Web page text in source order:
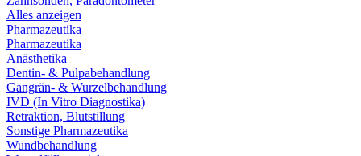
Alles anzeigen
Pharmazeutika
Pharmazeutika
Anästhetika
Dentin- & Pulpabehandlung
Gangrän- & Wurzelbehandlung
IVD (In Vitro Diagnostika)
Retraktion, Blutstillung
Sonstige Pharmazeutika
Wundbehandlung